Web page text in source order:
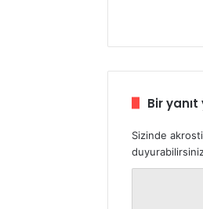
Bir yanıt
Sizinde